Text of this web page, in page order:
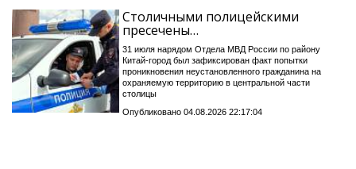
Столичными полицейскими
пресечены…
31 июля нарядом Отдела МВД России по району
Китай-город был зафиксирован факт попытки
проникновения неустановленного гражданина на
охраняемую территорию в центральной части
столицы
Опубликовано 04.08.2026 22:17:04